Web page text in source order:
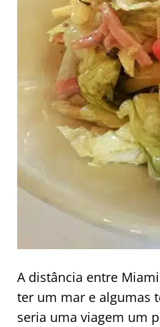
A distância entre
ter um mar e algumas
seria uma viagem um